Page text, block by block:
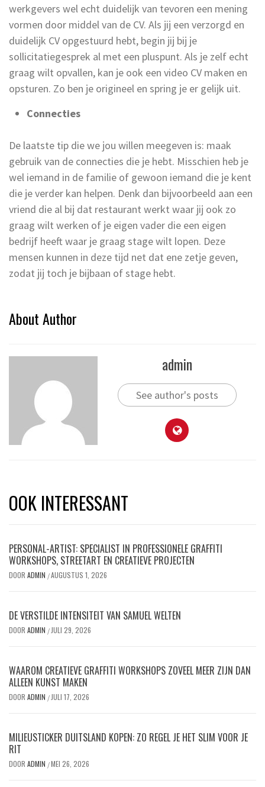
werkgevers wel echt duidelijk van tevoren een mening
vormen door middel van de CV. Als jij een verzorgd en
duidelijk CV opgestuurd hebt, begin jij bij je
sollicitatiegesprek al met een pluspunt. Als je zelf echt
graag wilt opvallen, kan je ook een video CV maken en
opsturen. Zo ben je origineel en spring je er gelijk uit.
Connecties
De laatste tip die we jou willen meegeven is: maak
gebruik van de connecties die je hebt. Misschien heb je
wel iemand in de familie of gewoon iemand die je kent
die je verder kan helpen. Denk dan bijvoorbeeld aan een
vriend die al bij dat restaurant werkt waar jij ook zo
graag wilt werken of je eigen vader die een eigen
bedrijf heeft waar je graag stage wilt lopen. Deze
mensen kunnen in deze tijd net dat ene zetje geven,
zodat jij toch je bijbaan of stage hebt.
About Author
admin
See author's posts
OOK INTERESSANT
PERSONAL-ARTIST: SPECIALIST IN PROFESSIONELE GRAFFITI
WORKSHOPS, STREETART EN CREATIEVE PROJECTEN
DOOR ADMIN /AUGUSTUS 1, 2026
DE VERSTILDE INTENSITEIT VAN SAMUEL WELTEN
DOOR ADMIN / JULI 29, 2026
WAAROM CREATIEVE GRAFFITI WORKSHOPS ZOVEEL MEER ZIJN DAN
ALLEEN KUNST MAKEN
DOOR ADMIN / JULI 17, 2026
MILIEUSTICKER DUITSLAND KOPEN: ZO REGEL JE HET SLIM VOOR JE
RIT
DOOR ADMIN /MEI 26, 2026